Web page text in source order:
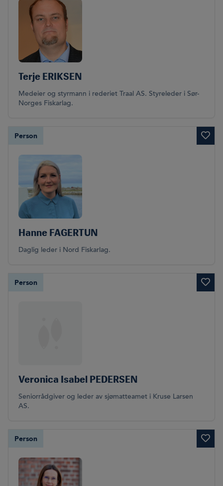
Terje ERIKSEN
Medeier og styrmann i rederiet Traal AS. Styreleder i Sør-
Norges Fiskarlag.
Person
Hanne FAGERTUN
Daglig leder i Nord Fiskarlag.
Person
Veronica Isabel PEDERSEN
Seniorrådgiver og leder av sjømatteamet i Kruse Larsen
AS.
Person